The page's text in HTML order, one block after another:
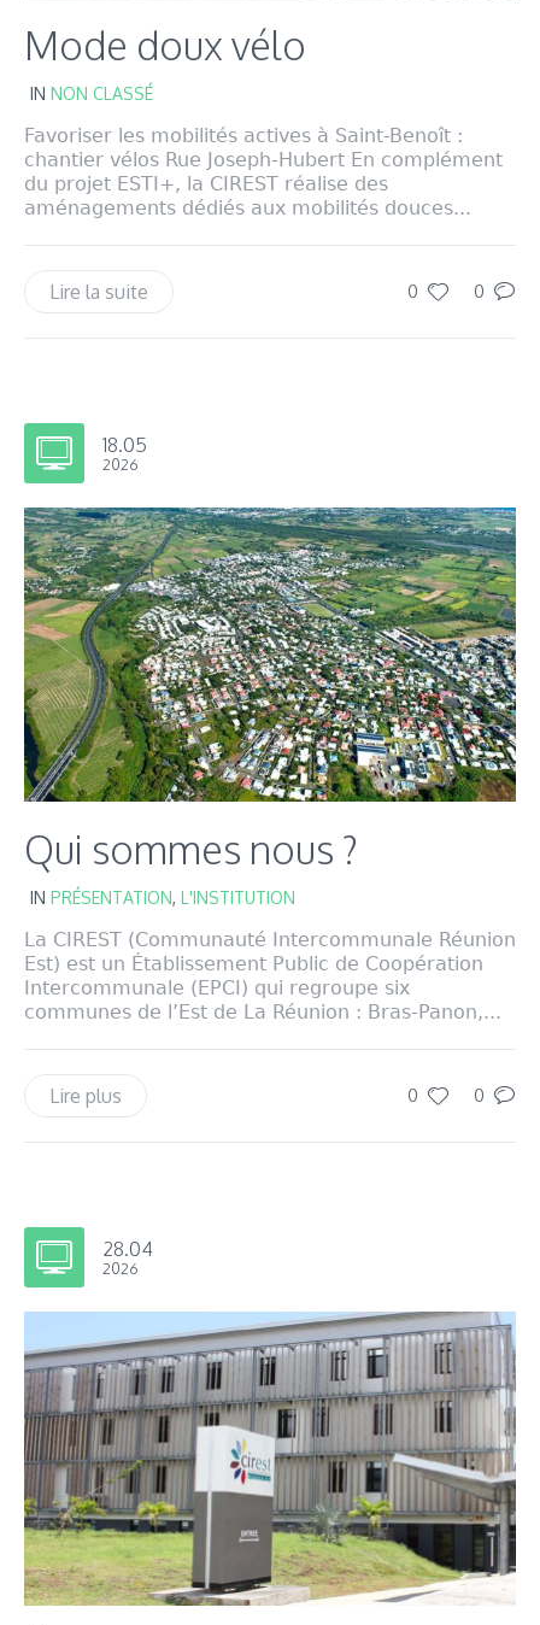
Mode doux vélo
IN NON CLASSÉ
Favoriser les mobilités actives à Saint-Benoît :
chantier vélos Rue Joseph-Hubert En complément
du projet ESTI+, la CIREST réalise des
aménagements dédiés aux mobilités douces...
0 0
Lire la suite
18.05
2026
Qui sommes nous ?
IN PRÉSENTATION, L'INSTITUTION
La CIREST (Communauté Intercommunale Réunion
Est) est un Établissement Public de Coopération
Intercommunale (EPCI) qui regroupe six
communes de l’Est de La Réunion : Bras-Panon,...
0 0
Lire plus
28.04
2026